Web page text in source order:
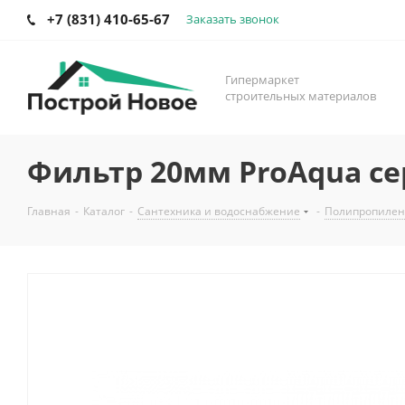
+7 (831) 410-65-67 Заказать звонок
Гипермаркет
строительных материалов
Фильтр 20мм ProAqua
Главная - Каталог - Сантехника и водоснабжение -